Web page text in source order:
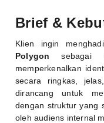
Brief &
Klien ingin
Polygon sebagai
memperkenalkan
secara ringkas,
dirancang untuk
dengan struktur yang
oleh audiens internal